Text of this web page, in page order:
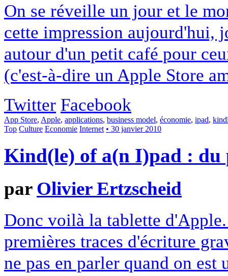
On se réveille un jour et le
cette impression aujourd'hui,
autour d'un petit café pour
(c'est-à-dire un Apple Store
Twitter Facebook
App Store, Apple, applications, business model, économie, ipad,
Top Culture Economie Internet • 30 janvier 2010
Kind(le) of a(n I)pad : du
par Olivier Ertzscheid
Donc voilà la tablette
premières traces d'écriture
ne pas en parler quand on est